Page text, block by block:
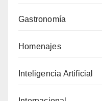
Gastronomía
Homenajes
Inteligencia Artificial